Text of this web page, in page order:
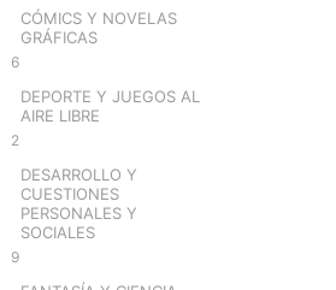
CÓMICS Y NOVELAS
GRÁFICAS
6
DEPORTE Y JUEGOS AL
AIRE LIBRE
2
DESARROLLO Y
CUESTIONES
PERSONALES Y
SOCIALES
9